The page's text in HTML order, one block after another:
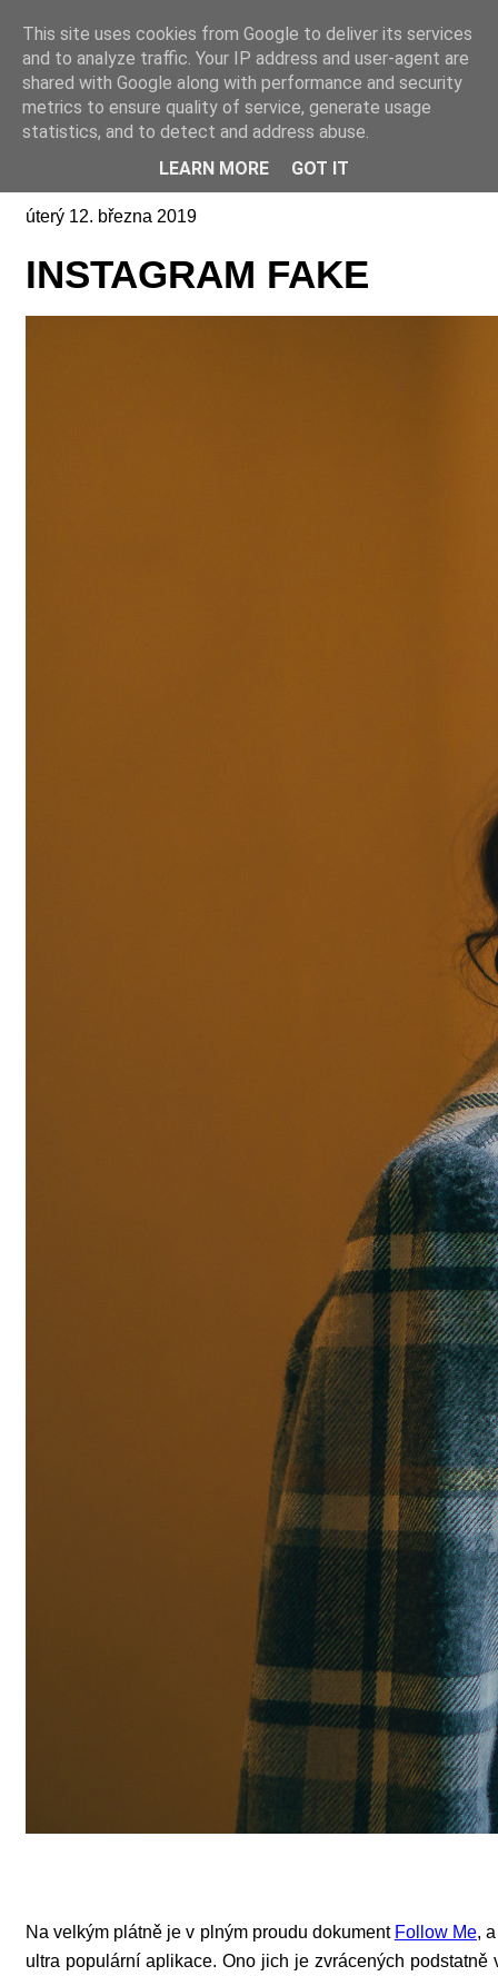
Online casino CZ
úterý 12. března 2019
INSTAGRAM FAKE
Na velkým plátně je v plným proudu dokument Follow Me,
ultra populární aplikace. Ono jich je zvrácených
This site uses cookies from Google to deliver its services
and to analyze traffic. Your IP address and user-agent are
shared with Google along with performance and security
metrics to ensure quality of service, generate usage
statistics, and to detect and address abuse.
LEARN MORE
GOT IT